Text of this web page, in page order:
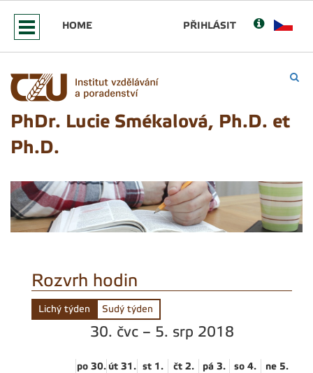
HOME PŘIHLÁSIT
PhDr. Lucie Smékalová, Ph.D. et
Ph.D.
Rozvrh hodin
Lichý týden Sudý týden
30. čvc – 5. srp 2018
po 30. út 31. st 1.
čt 2.
pá 3.
so 4.
ne 5.